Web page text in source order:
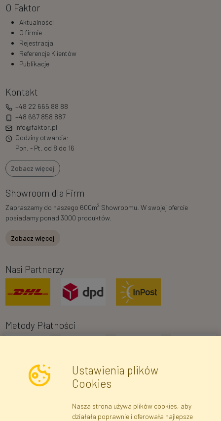
O Faktor
Aktualności
O firmie
Rejestracja
Referencje Klientów
Publikacje
Kontakt
+48 22 665 88 88
+48 667 858 887
info@faktor.pl
Godziny otwarcia:
Pon. - Pt. od 8 do 16
Zobacz więcej
Showroom dla Firm
Zapraszamy do naszego 600m2 Showroomu. W swojej ofercie
posiadamy ponad 3000 produktów.
Zobacz więcej
Nasi Partnerzy
Metody Płatności
Ustawienia plików
Cookies
Nasza strona używa plików cookies, aby
działała poprawnie i oferowała najlepsze